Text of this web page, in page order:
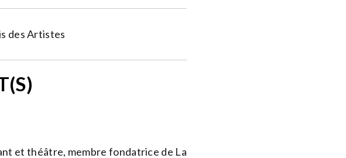
des Artistes
et théâtre, membre fondatrice de La